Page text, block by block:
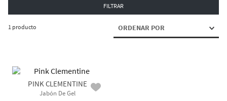
FILTRAR
1 producto ORDENAR POR
PINK CLEMENTINE
Jabón De Gel